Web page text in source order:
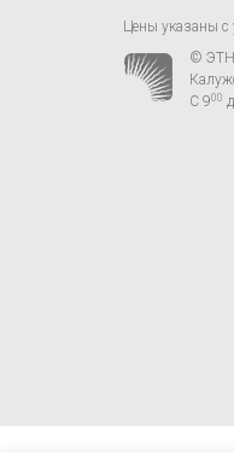
Цены указаны
©
С 900